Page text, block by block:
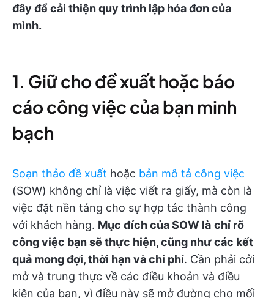
đây để cải thiện quy trình lập hóa đơn của
mình.
1. Giữ cho đề xuất hoặc báo
cáo công việc của bạn minh
bạch
Soạn thảo đề xuất hoặc bản mô tả công việc
(SOW) không chỉ là việc viết ra giấy, mà còn là
việc đặt nền tảng cho sự hợp tác thành công
với khách hàng. Mục đích của SOW là chỉ rõ
công việc bạn sẽ thực hiện, cũng như các kết
quả mong đợi, thời hạn và chi phí. Cần phải cởi
mở và trung thực về các điều khoản và điều
kiện của bạn, vì điều này sẽ mở đường cho mối